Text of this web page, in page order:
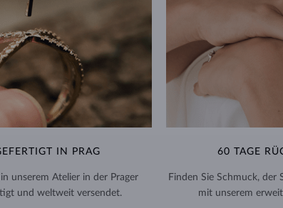
IN PRAG
unserem Atelier in der Prager
und weltweit versendet.
60 TAGE
Finden Sie Schmuck, der
mit unserem